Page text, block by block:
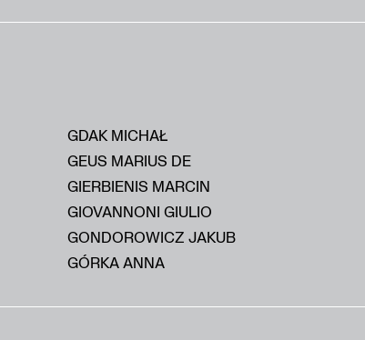
GDAK MICHAŁ
GEUS MARIUS DE
GIERBIENIS MARCIN
GIOVANNONI GIULIO
GONDOROWICZ JAKUB
GÓRKA ANNA